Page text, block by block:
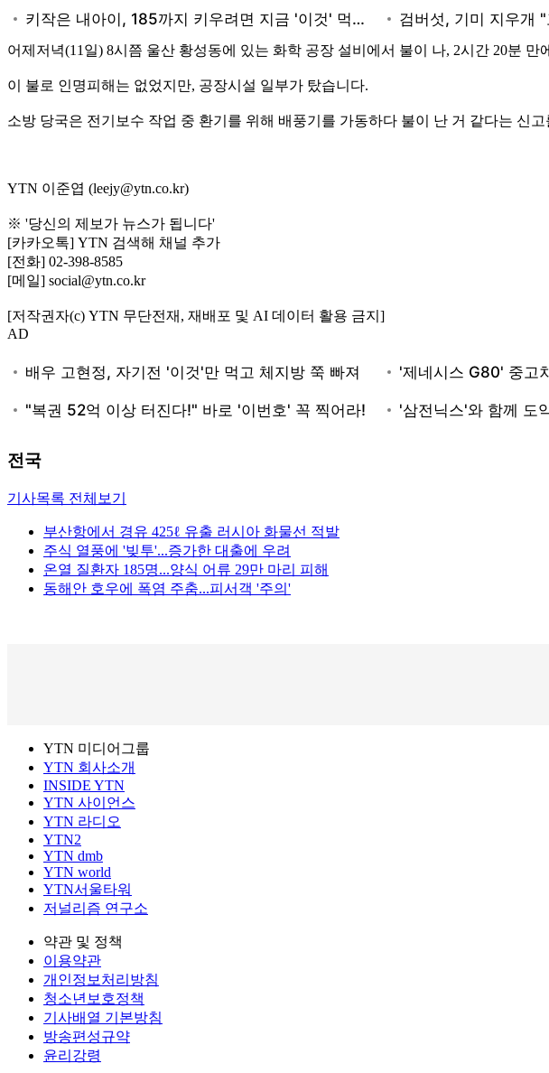
어제저녁(11일) 8시쯤 울산 황성동에 있는 화학 공장 설비에서 불이 나, 2시간 20분 만
이 불로 인명피해는 없었지만, 공장시설 일부가 탔습니다.
소방 당국은 전기보수 작업 중 환기를 위해 배풍기를 가동하다 불이 난 거 같다는 신
YTN 이준엽 (leejy@ytn.co.kr)
※ '당신의 제보가 뉴스가 됩니다'
[카카오톡] YTN 검색해 채널 추가
[전화] 02-398-8585
[메일] social@ytn.co.kr
[저작권자(c) YTN 무단전재, 재배포 및 AI 데이터 활용 금지]
AD
전국
기사목록 전체보기
부산항에서 경유 425ℓ 유출 러시아 화물선 적발
주식 열풍에 '빚투'...증가한 대출에 우려
온열 질환자 185명...양식 어류 29만 마리 피해
동해안 호우에 폭염 주춤...피서객 '주의'
YTN 미디어그룹
YTN 회사소개
INSIDE YTN
YTN 사이언스
YTN 라디오
YTN2
YTN dmb
YTN world
YTN서울타워
저널리즘 연구소
약관 및 정책
이용약관
개인정보처리방침
청소년보호정책
기사배열 기본방침
방송편성규약
윤리강령